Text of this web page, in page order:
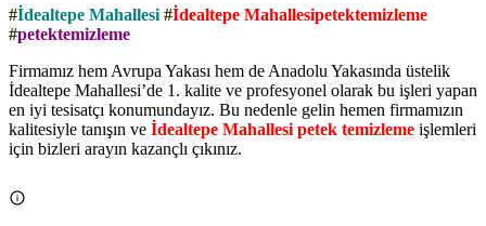
#İdealtepe Mahallesi #İdealtepe Mahallesipetektemizleme
#petektemizleme
Firmamız hem Avrupa Yakası hem de Anadolu Yakasında üstelik
İdealtepe Mahallesi’de 1. kalite ve profesyonel olarak bu işleri yapan
en iyi tesisatçı konumundayız. Bu nedenle gelin hemen firmamızın
kalitesiyle tanışın ve İdealtepe Mahallesi petek temizleme işlemleri
için bizleri arayın kazançlı çıkınız.